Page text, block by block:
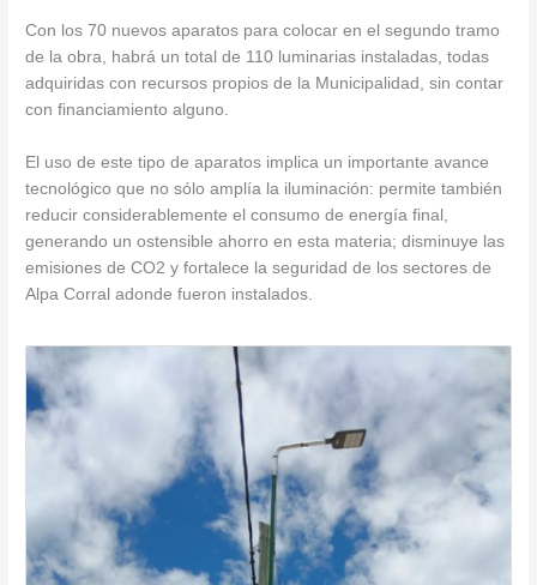
Con los 70 nuevos aparatos para colocar en el segundo tramo
de la obra, habrá un total de 110 luminarias instaladas, todas
adquiridas con recursos propios de la Municipalidad, sin contar
con financiamiento alguno.
El uso de este tipo de aparatos implica un importante avance
tecnológico que no sólo amplía la iluminación: permite también
reducir considerablemente el consumo de energía final,
generando un ostensible ahorro en esta materia; disminuye las
emisiones de CO2 y fortalece la seguridad de los sectores de
Alpa Corral adonde fueron instalados.